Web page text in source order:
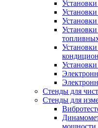
Стенды для
Стенды для
мощности